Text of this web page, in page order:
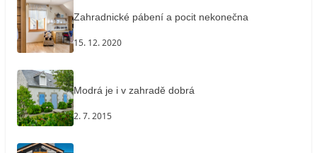
Zahradnické pábení a pocit nekonečna
15. 12. 2020
Modrá je i v zahradě dobrá
2. 7. 2015